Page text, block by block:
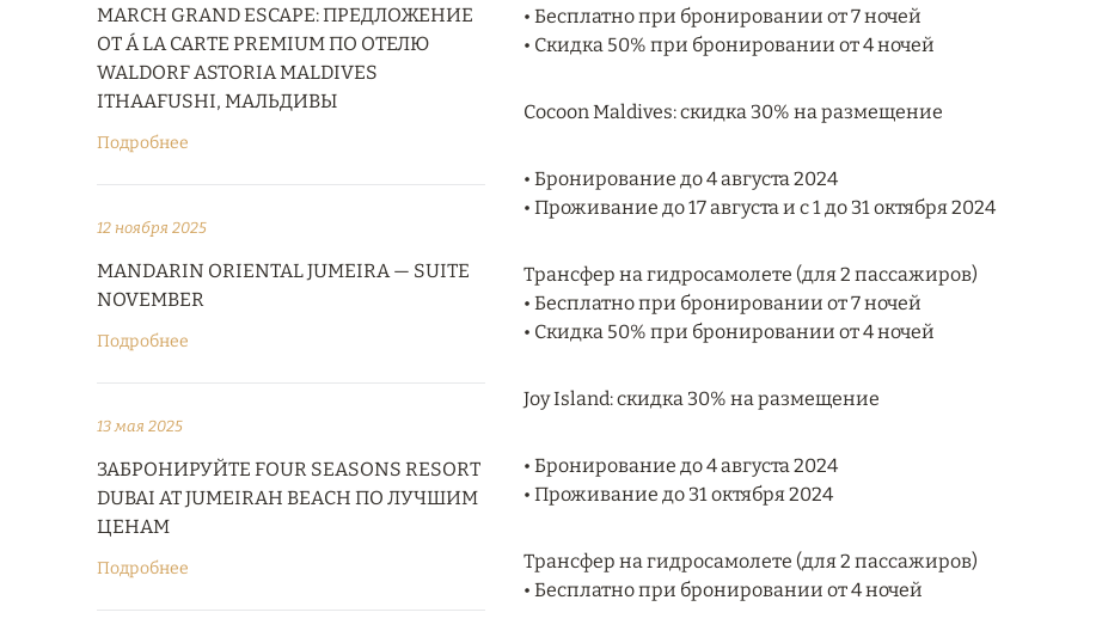
MARCH GRAND ESCAPE: ПРЕДЛОЖЕНИЕ
ОТ Á LA CARTE PREMIUM ПО ОТЕЛЮ
WALDORF ASTORIA MALDIVES
ITHAAFUSHI, МАЛЬДИВЫ
Подробнее
12 ноября 2025
MANDARIN ORIENTAL JUMEIRA — SUITE
NOVEMBER
Подробнее
13 мая 2025
ЗАБРОНИРУЙТЕ FOUR SEASONS RESORT
DUBAI AT JUMEIRAH BEACH ПО ЛУЧШИМ
ЦЕНАМ
Подробнее
• Бесплатно при бронировании от 7 ночей
• Скидка 50% при бронировании от 4 ночей
Cocoon Maldives: скидка 30% на размещение
• Бронирование до 4 августа 2024
• Проживание до 17 августа и с 1 до 31 октября 2024
Трансфер на гидросамолете (для 2 пассажиров)
• Бесплатно при бронировании от 7 ночей
• Скидка 50% при бронировании от 4 ночей
Joy Island: скидка 30% на размещение
• Бронирование до 4 августа 2024
• Проживание до 31 октября 2024
Трансфер на гидросамолете (для 2 пассажиров)
• Бесплатно при бронировании от 4 ночей